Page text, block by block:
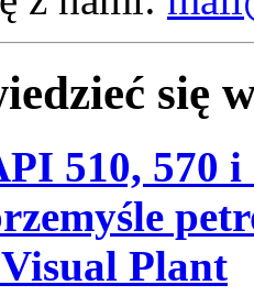
się
510, 570
Plant